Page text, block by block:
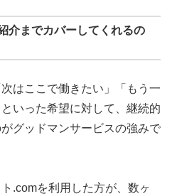
介までカバーしてくれるの
はここで働きたい」「もう一
いった希望に対して、継続的
グッドマンサービスの強みで
.comを利用した方が、数ヶ